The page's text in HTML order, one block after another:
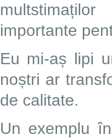
importante
Eu mi-aș lipi
noștri ar
de calitate.
Un exemplu